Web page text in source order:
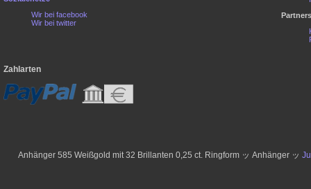
Wir bei facebook
Wir bei twitter
Zahlarten
Anhänger 585 Weißgold mit 32 Brillanten 0,25 ct. Ringform ッ Anhänger ッ